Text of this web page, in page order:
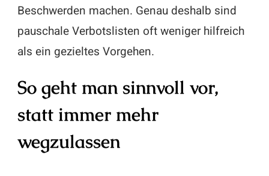
Beschwerden machen. Genau deshalb sind
pauschale Verbotslisten oft weniger hilfreich
als ein gezieltes Vorgehen.
So geht man sinnvoll vor,
statt immer mehr
wegzulassen